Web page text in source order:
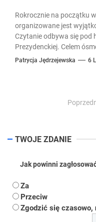
Rokrocznie na początku
organizowane jest
Czytanie odbywa się
Prezydenckiej. Celem
Patrycja Jędrzejewska 6
Stronicowanie
TWOJE ZDANIE
Jak powinni
Za
Przeciw
Zgodzić się czasowo,